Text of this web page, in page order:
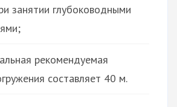
занятии глубоководными
рекомендуемая
составляет 40 м.